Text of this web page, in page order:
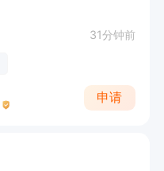
31分钟前
申请